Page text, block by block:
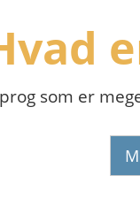
som er